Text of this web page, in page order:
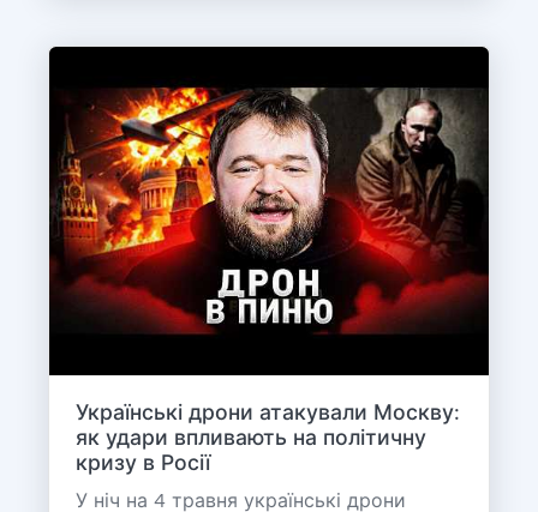
Українські дрони атакували Москву:
як удари впливають на політичну
кризу в Росії
У ніч на 4 травня українські дрони